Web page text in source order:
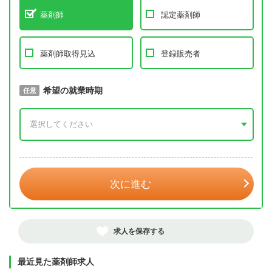
薬剤師 認定薬剤師
薬剤師取得見込 登録販売者
必須 取得予定年
任意 希望の就業時期
次に進む
求人を保存する
最近見た薬剤師求人